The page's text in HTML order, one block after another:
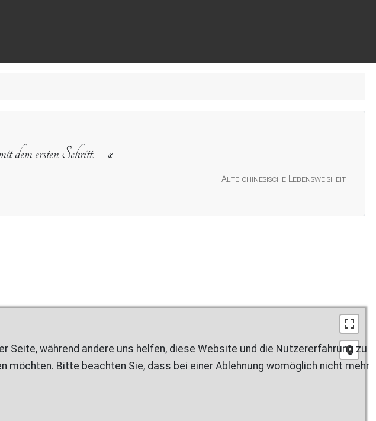
Alte chinesische Lebensweisheit
dem ersten Schritt.
Seite, während andere uns helfen, diese Website und die Nutzererfahrung zu
Bitte beachten Sie, dass bei einer Ablehnung womöglich nicht mehr